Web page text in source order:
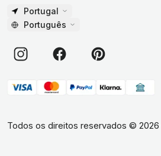
Portugal
Português
Todos os direitos reservados © 2026